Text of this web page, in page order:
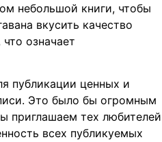
небольшой книги, чтобы
вкусить качество
означает
публикации ценных и
Это было бы огромным
приглашаем тех любителей
всех публикуемых